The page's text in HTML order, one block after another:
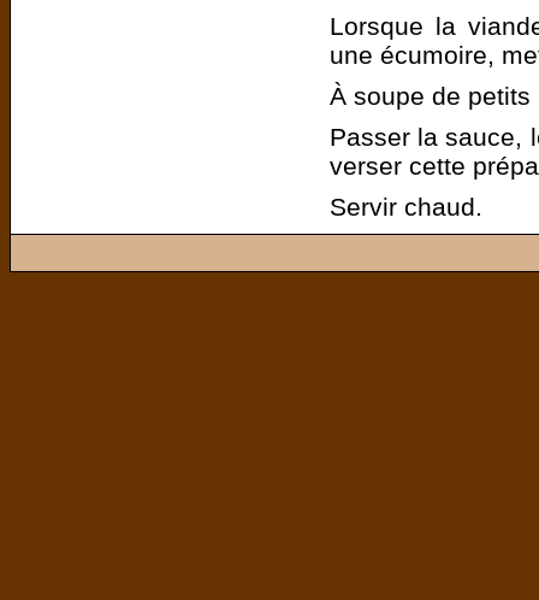
Lorsque la
une écumoire,
À soupe de petits
Passer la sauce,
verser cette
Servir chaud.